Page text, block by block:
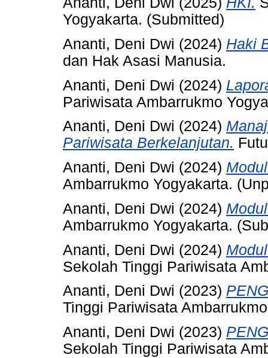
Yogyakarta. (Submitted)
Ananti, Deni Dwi (2024) Haki
dan Hak Asasi Manusia.
Ananti, Deni Dwi (2024)
Pariwisata Ambarrukmo
Ananti, Deni Dwi (2024)
Pariwisata Berkelanjutan.
Ananti, Deni Dwi (2024)
Ambarrukmo Yogyakarta.
Ananti, Deni Dwi (2024)
Ambarrukmo Yogyakarta.
Ananti, Deni Dwi (2024)
Sekolah Tinggi Pariwisata
Ananti, Deni Dwi (2023)
Tinggi Pariwisata
Ananti, Deni Dwi (2023)
Sekolah Tinggi Pariwisata